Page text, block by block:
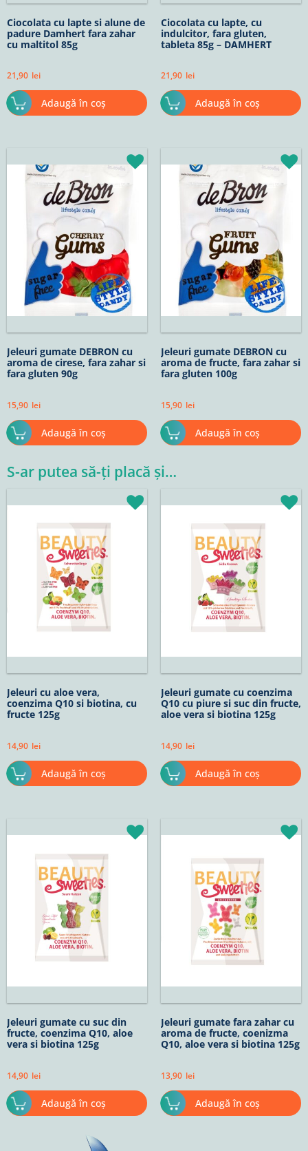
Ciocolata cu lapte si alune de
padure Damhert fara zahar
cu maltitol 85g
21,90 lei
Adaugă în coș
Ciocolata cu lapte, cu
indulcitor, fara gluten,
tableta 85g – DAMHERT
21,90 lei
Adaugă în coș
Jeleuri gumate DEBRON cu
aroma de cirese, fara zahar si
fara gluten 90g
15,90 lei
Adaugă în coș
Jeleuri gumate DEBRON cu
aroma de fructe, fara zahar si
fara gluten 100g
15,90 lei
Adaugă în coș
S-ar putea să-ți placă și…
Jeleuri cu aloe vera,
coenzima Q10 si biotina, cu
fructe 125g
14,90 lei
Adaugă în coș
Jeleuri gumate cu coenzima
Q10 cu piure si suc din fructe,
aloe vera si biotina 125g
14,90 lei
Adaugă în coș
Jeleuri gumate cu suc din
fructe, coenzima Q10, aloe
vera si biotina 125g
14,90 lei
Adaugă în coș
Jeleuri gumate fara zahar cu
aroma de fructe, coenizma
Q10, aloe vera si biotina 125g
13,90 lei
Adaugă în coș